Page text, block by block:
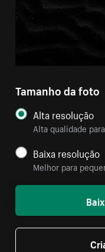
Tamanho da foto
Alta resolução
Alta qualidade
Baixa resolução
Melhor para